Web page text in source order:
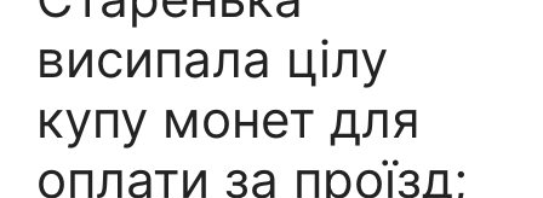
висипала цілу
купу монет для
оплати за проїзд;